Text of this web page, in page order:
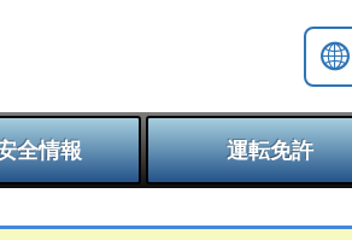
全情報 運転免許